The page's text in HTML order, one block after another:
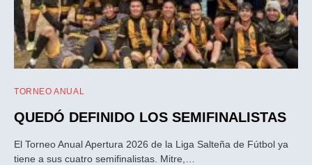
TORNEO ANUAL
QUEDÓ DEFINIDO LOS SEMIFINALISTAS
El Torneo Anual Apertura 2026 de la Liga Salteña de Fútbol ya
tiene a sus cuatro semifinalistas. Mitre,…